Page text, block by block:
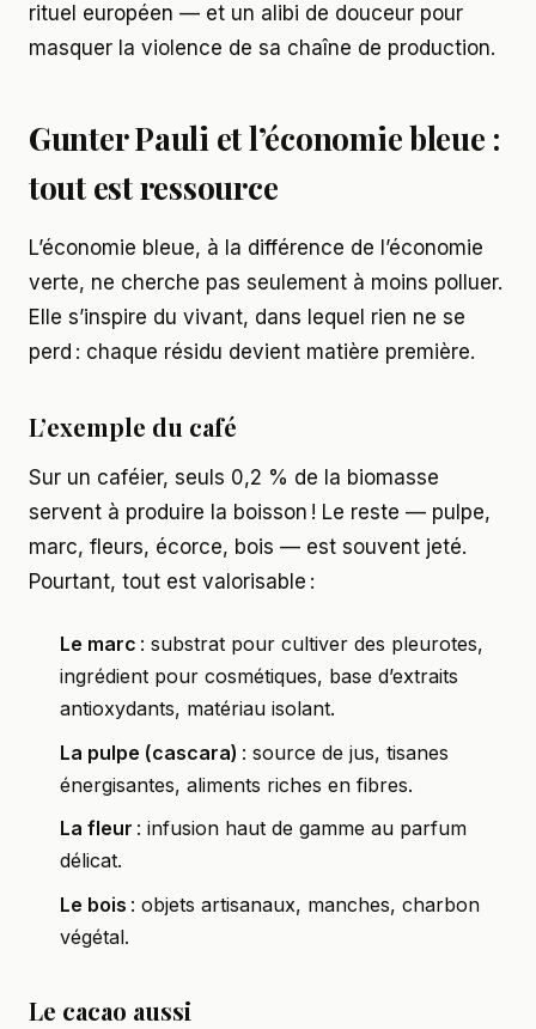
rituel européen — et un alibi de douceur pour
masquer la violence de sa chaîne de production.
Gunter Pauli et l’économie bleue :
tout est ressource
L’économie bleue, à la différence de l’économie
verte, ne cherche pas seulement à moins polluer.
Elle s’inspire du vivant, dans lequel rien ne se
perd : chaque résidu devient matière première.
L’exemple du café
Sur un caféier, seuls 0,2 % de la biomasse
servent à produire la boisson ! Le reste — pulpe,
marc, fleurs, écorce, bois — est souvent jeté.
Pourtant, tout est valorisable :
Le marc : substrat pour cultiver des pleurotes,
ingrédient pour cosmétiques, base d’extraits
antioxydants, matériau isolant.
La pulpe (cascara) : source de jus, tisanes
énergisantes, aliments riches en fibres.
La fleur : infusion haut de gamme au parfum
délicat.
Le bois : objets artisanaux, manches, charbon
végétal.
Le cacao aussi